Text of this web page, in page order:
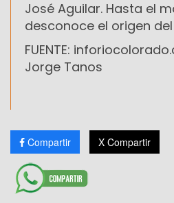
José Aguilar. Hasta el
desconoce el origen
FUENTE:
Jorge Tanos
Compartir X Compartir